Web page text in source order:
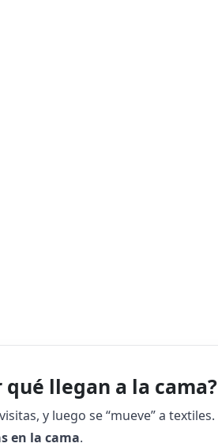
llegan a la cama?
y luego se “mueve” a textiles.
en la cama.